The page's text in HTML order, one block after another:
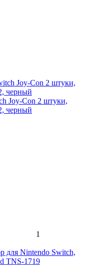
Joy-Con 2 штуки,
черный
1